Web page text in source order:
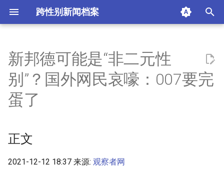
跨性别新闻档案
n
t
i
i
正文
摘要与附加信息
新邦德可能是“非二元性
别”？国外网民哀嚎：007要完
蛋了
正文
2021-12-12 18:37 来源: 观察者网